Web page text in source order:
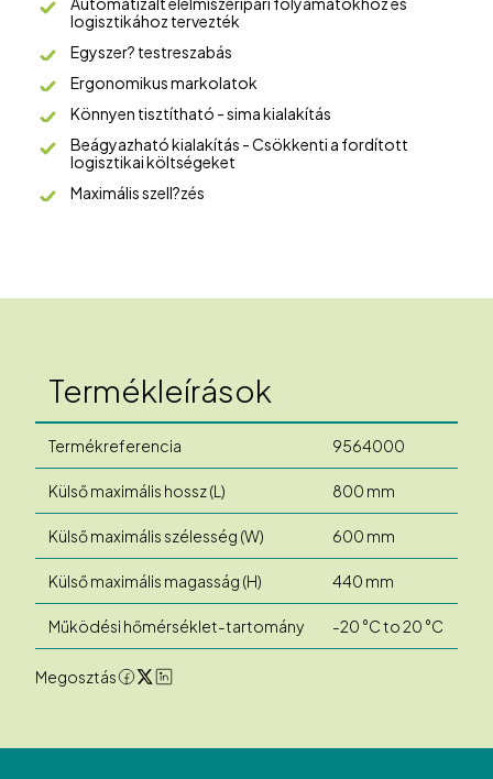
logisztikához tervezték
Egyszer? testreszabás
Ergonomikus markolatok
Könnyen tisztítható - sima kialakítás
Beágyazható kialakítás - Csökkenti a fordított
logisztikai költségeket
Maximális szell?zés
Termékleírások
Termékreferencia 9564000
Külső maximális hossz (L) 800 mm
Külső maximális szélesség (W) 600 mm
Külső maximális magasság (H) 440 mm
Működési hőmérséklet-tartomány -20 °C to 20 °C
Megosztás